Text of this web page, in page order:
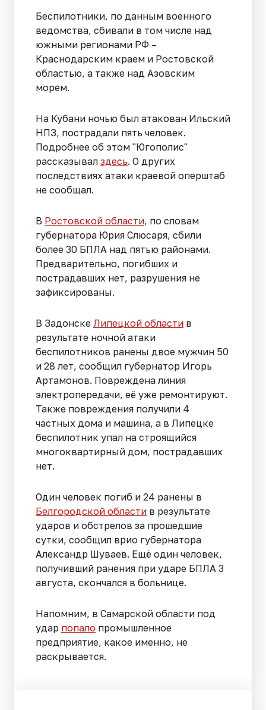
Беспилотники, по данным военного
ведомства, сбивали в том числе над
южными регионами РФ –
Краснодарским краем и Ростовской
областью, а также над Азовским
морем.
На Кубани ночью был атакован Ильский
НПЗ, пострадали пять человек.
Подробнее об этом "Югополис"
рассказывал здесь. О других
последствиях атаки краевой оперштаб
не сообщал.
В Ростовской области, по словам
губернатора Юрия Слюсаря, сбили
более 30 БПЛА над пятью районами.
Предварительно, погибших и
пострадавших нет, разрушения не
зафиксированы.
В Задонске Липецкой области в
результате ночной атаки
беспилотников ранены двое мужчин 50
и 28 лет, сообщил губернатор Игорь
Артамонов. Повреждена линия
электропередачи, её уже ремонтируют.
Также повреждения получили 4
частных дома и машина, а в Липецке
беспилотник упал на строящийся
многоквартирный дом, пострадавших
нет.
Один человек погиб и 24 ранены в
Белгородской области в результате
ударов и обстрелов за прошедшие
сутки, сообщил врио губернатора
Александр Шуваев. Ещё один человек,
получивший ранения при ударе БПЛА 3
августа, скончался в больнице.
Напомним, в Самарской области под
удар попало промышленное
предприятие, какое именно, не
раскрывается.